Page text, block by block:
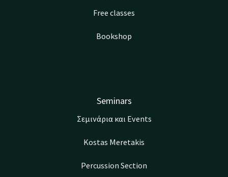
Free classes
Bookshop
Seminars
Σεμινάρια και Events
Kostas Meretakis
Percussion Section